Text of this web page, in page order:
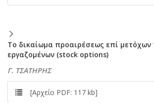
Το δικαίωμα προαιρέσεως επί μετόχων
εργαζομένων (stock options)
Γ. ΤΣΑΤΗΡΗΣ
[Αρχείο PDF: 117 kb]